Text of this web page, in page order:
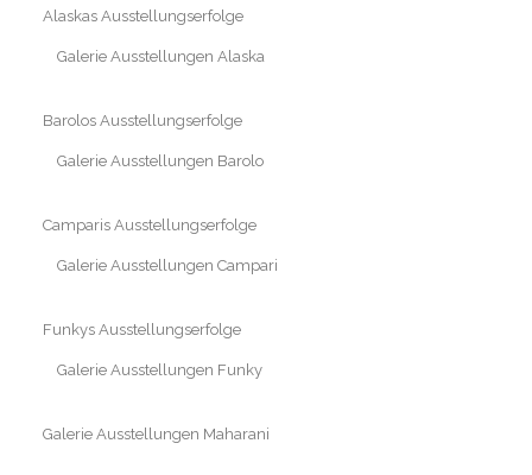
Alaskas Ausstellungserfolge
Galerie Ausstellungen Alaska
Barolos Ausstellungserfolge
Galerie Ausstellungen Barolo
Camparis Ausstellungserfolge
Galerie Ausstellungen Campari
Funkys Ausstellungserfolge
Galerie Ausstellungen Funky
Galerie Ausstellungen Maharani